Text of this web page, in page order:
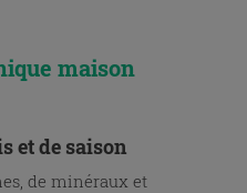
maison
et de saison
de minéraux et